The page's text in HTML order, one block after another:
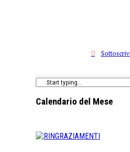
Calendario del Mese